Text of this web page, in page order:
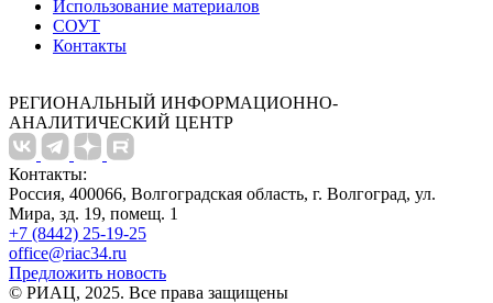
Использование материалов
СОУТ
Контакты
РЕГИОНАЛЬНЫЙ ИНФОРМАЦИОННО-
АНАЛИТИЧЕСКИЙ ЦЕНТР
Контакты:
Россия, 400066, Волгоградская область, г. Волгоград, ул.
Мира, зд. 19, помещ. 1
+7 (8442) 25-19-25
office@riac34.ru
Предложить новость
© РИАЦ, 2025. Все права защищены